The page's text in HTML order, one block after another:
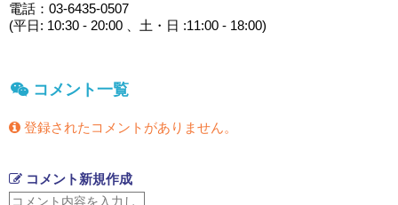
電話：03-6435-0507
(平日: 10:30 - 20:00 、土・日 :11:00 - 18:00)
コメント一覧
登録されたコメントがありません。
コメント新規作成